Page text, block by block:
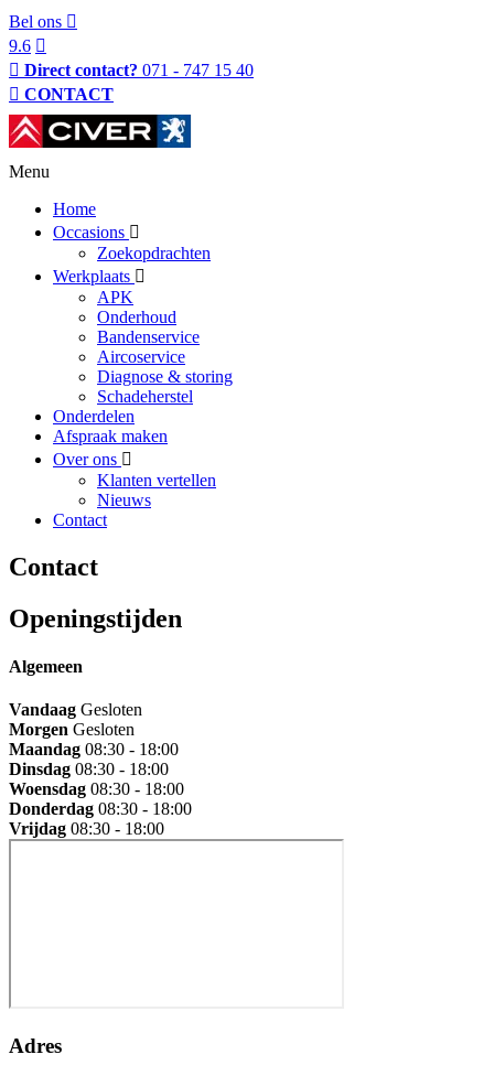
Bel ons
9.6
Direct contact? 071 - 747 15 40
CONTACT
Menu
Home
Occasions
Zoekopdrachten
Werkplaats
APK
Onderhoud
Bandenservice
Aircoservice
Diagnose & storing
Schadeherstel
Onderdelen
Afspraak maken
Over ons
Klanten vertellen
Nieuws
Contact
Contact
Openingstijden
Algemeen
Vandaag Gesloten
Morgen Gesloten
Maandag 08:30 - 18:00
Dinsdag 08:30 - 18:00
Woensdag 08:30 - 18:00
Donderdag 08:30 - 18:00
Vrijdag 08:30 - 18:00
Adres